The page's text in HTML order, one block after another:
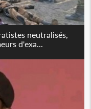
neutralisés,
d'exa...